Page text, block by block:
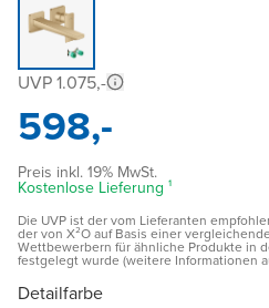
UVP 1.075,-
598,-
Preis inkl. 19% MwSt.
Kostenlose Lieferung ¹
Die UVP ist der vom Lieferanten
der von X²O auf Basis einer
Wettbewerbern für ähnliche Produkte in
festgelegt wurde (weitere Informationen
Detailfarbe